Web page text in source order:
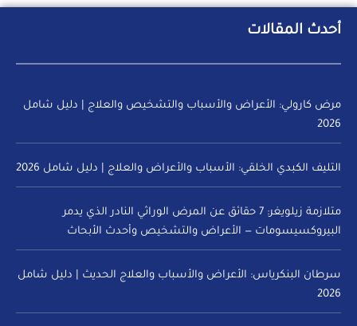
أحدث المقالات
مرض كارولي: الأعراض والأسباب والتشخيص والعلاج | دليل شامل
2026
التليف الكبدي الخلقي: الأسباب والأعراض والعلاج | دليل شامل 2026
متلازمة زيلويغر: 7 حقائق عن المرض الوراثي النادر الذي يدمر
البيروكسيسومات — الأعراض والتشخيص وأحدث الأبحاث
سرطان البنكرياس: الأعراض والأسباب والعلاج الحديث | دليل شامل
2026